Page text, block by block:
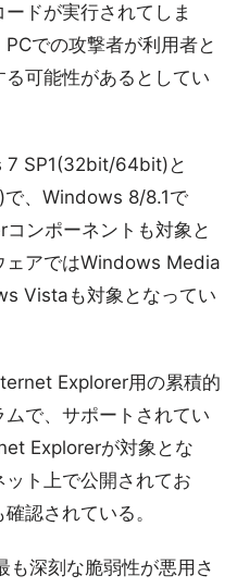
ドが実行されてしま
での攻撃者が利用者と
可能性があるとしてい
7 SP1(32bit/64bit)と
、Windows 8/8.1で
ンポーネントも対象と
ェアではWindows Media
Vistaも対象となってい
Explorer用の累積的
で、サポートされてい
Explorerが対象とな
ト上で公開されてお
認されている。
も深刻な脆弱性が悪用さ